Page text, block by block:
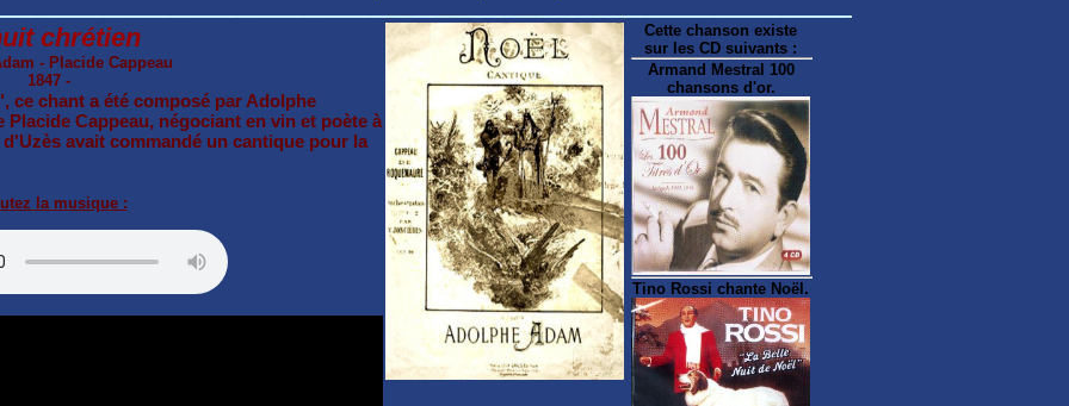
chrétien
- Placide Cappeau
1847 -
ce chant a été composé par Adolphe
Cappeau, négociant en vin et poète à
avait commandé un cantique pour la
la musique :
Cette chanson existe
sur les CD suivants :
Armand Mestral 100
chansons d'or.
Tino Rossi chante Noël.